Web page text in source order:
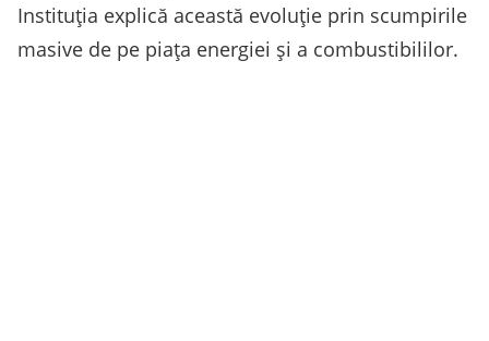
Instituția explică această evoluție prin scumpirile
masive de pe piața energiei și a combustibililor.